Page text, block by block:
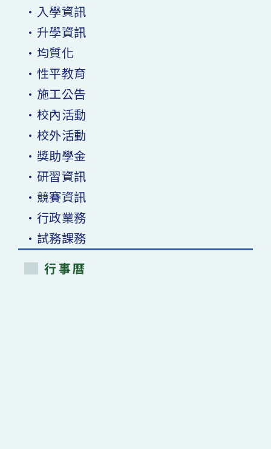
•入學資訊
•升學資訊
•均質化
•性平教育
•施工公告
•校內活動
•校外活動
•獎助學金
•研習資訊
•競賽資訊
•行政業務
•試務課務
行事曆